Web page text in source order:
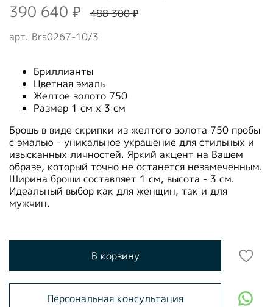
арт. Brs0267-10/3
390 640 ₽ 488 300 ₽
Бриллианты
Цветная эмаль
Желтое золото 750
Размер 1 см х 3 см
Брошь в виде скрипки из желтого золота 750 пробы
с эмалью - уникальное украшение для стильных и
изысканных личностей. Яркий акцент на Вашем
образе, который точно не останется незамеченным.
Ширина броши составляет 1 см, высота - 3 см.
Идеальный выбор как для женщин, так и для
мужчин.
В корзину
Персональная консультация